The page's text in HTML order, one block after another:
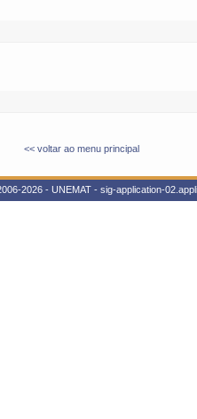
<< voltar ao menu principal
2026 - UNEMAT - sig-application-